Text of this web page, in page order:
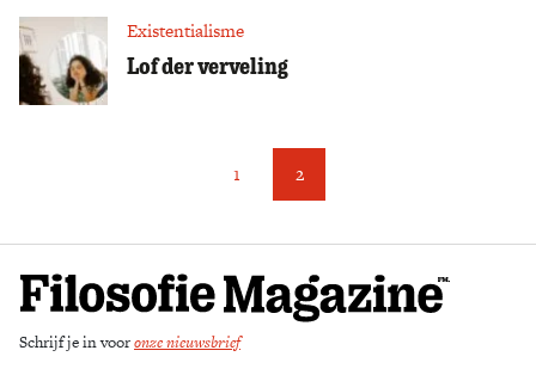
Existentialisme
Lof der verveling
1 2
Schrijf je in vooronze nieuwsbrief